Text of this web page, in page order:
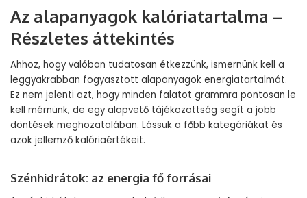
Az alapanyagok kalóriatartalma –
Részletes áttekintés
Ahhoz, hogy valóban tudatosan étkezzünk, ismernünk kell a
leggyakrabban fogyasztott alapanyagok energiatartalmát.
Ez nem jelenti azt, hogy minden falatot grammra pontosan le
kell mérnünk, de egy alapvető tájékozottság segít a jobb
döntések meghozatalában. Lássuk a főbb kategóriákat és
azok jellemző kalóriaértékeit.
Szénhidrátok: az energia fő forrásai